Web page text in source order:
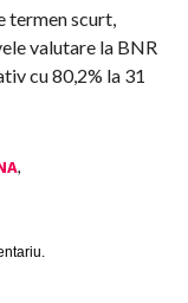
termen scurt,
valutare la BNR
cu 80,2% la 31
,